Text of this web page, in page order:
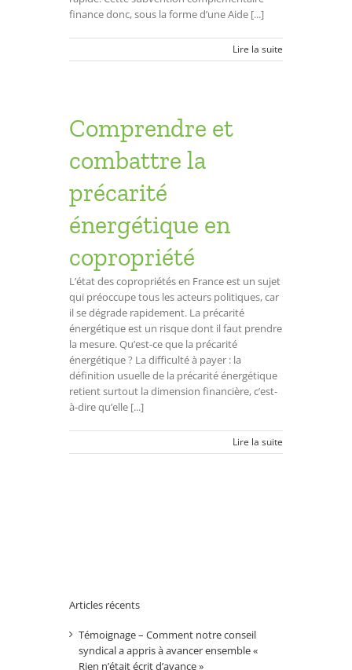
finance donc, sous la forme d’une Aide [...]
Lire la suite
Comprendre et
combattre la
précarité
énergétique en
copropriété
L’état des copropriétés en France est un sujet
qui préoccupe tous les acteurs politiques, car
il se dégrade rapidement. La précarité
énergétique est un risque dont il faut prendre
la mesure. Qu’est-ce que la précarité
énergétique ? La difficulté à payer : la
définition usuelle de la précarité énergétique
retient surtout la dimension financière, c’est-
à-dire qu’elle [...]
Lire la suite
Articles récents
Témoignage – Comment notre conseil
syndical a appris à avancer ensemble «
Rien n’était écrit d’avance »